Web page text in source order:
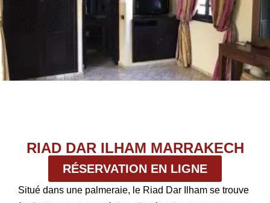
RIAD DAR ILHAM MARRAKECH
RÉSERVATION EN LIGNE
Situé dans une palmeraie, le Riad Dar Ilham se trouve